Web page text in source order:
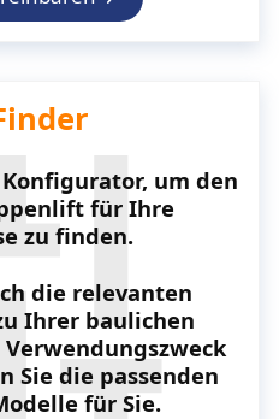
um den
für Ihre
zu finden.
die relevanten
Ihrer baulichen
Sie die passenden
für Sie.